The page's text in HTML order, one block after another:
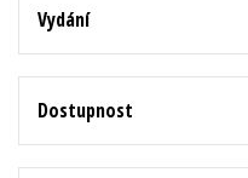
Vydání
Dostupnost